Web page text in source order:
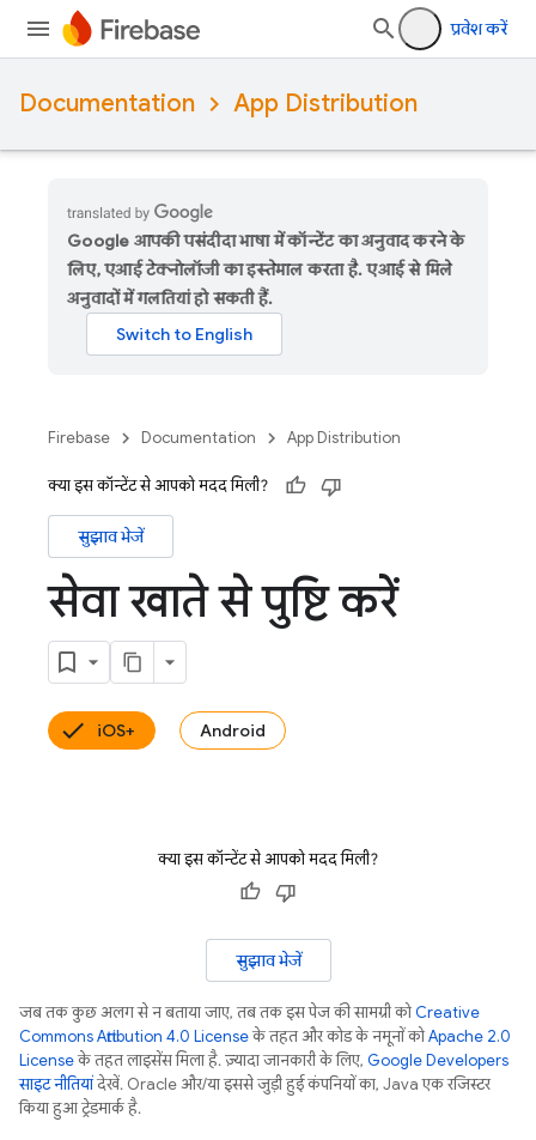
प्रवेश करें
Documentation App Distribution
Google आपकी पसंदीदा भाषा में कॉन्टेंट का अनुवाद करने के
लिए, एआई टेक्नोलॉजी का इस्तेमाल करता है. एआई से मिले
अनुवादों में गलतियां हो सकती हैं.
Firebase Documentation App Distribution
क्या इस कॉन्टेंट से आपको मदद मिली?
सुझाव भेजें
सेवा खाते से पुष्टि करें
iOS+ Android
क्या इस कॉन्टेंट से आपको मदद मिली?
सुझाव भेजें
जब तक कुछ अलग से न बताया जाए, तब तक इस पेज की सामग्री कोCreative
Commons Attribution 4.0 Licenseके तहत और कोड के नमूनों कोApache 2.0
Licenseके तहत लाइसेंस मिला है. ज़्यादा जानकारी के लिए, Google Developers
साइट नीतियांदेखें. Oracle और/या इससे जुड़ी हुई कंपनियों का, Java एक रजिस्टर
किया हुआ ट्रेडमार्क है.